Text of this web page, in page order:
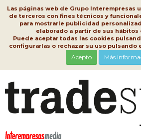
Las páginas web de Grupo Interempresas
de terceros con fines técnicos y
para mostrarle publicidad
elaborado a partir de sus hábitos
Puede aceptar todas las cookies
configurarlas o rechazar su uso pulsando
Acepto Más